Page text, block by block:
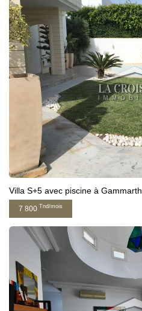
Villa S+5 avec piscine à Gammarth
7 800 Tnd/mois